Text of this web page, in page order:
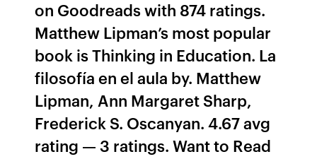
on Goodreads with 874 ratings.
Matthew Lipman’s most popular
book is Thinking in Education. La
filosofía en el aula by. Matthew
Lipman, Ann Margaret Sharp,
Frederick S. Oscanyan. 4.67 avg
rating — 3 ratings. Want to Read